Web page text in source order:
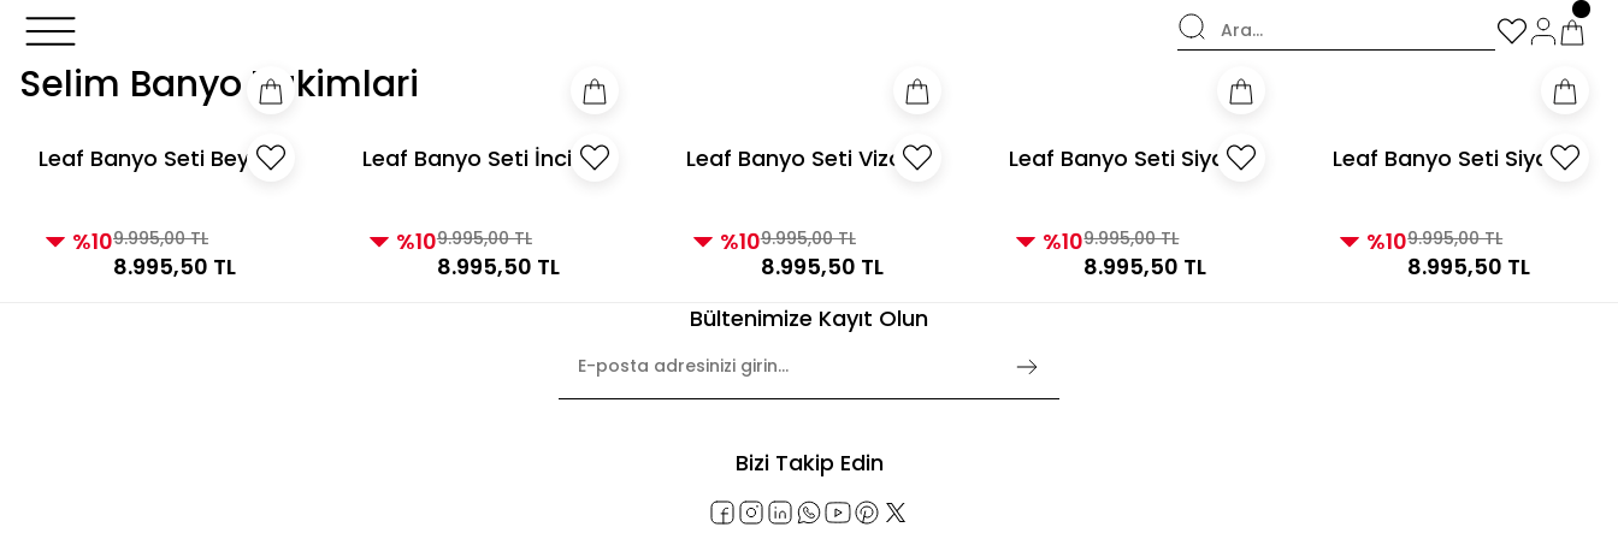
3000 TL ve Üzeri Alışverişlerde Kargo Bedava!
3000 TL ve Üzeri Alışverişlerde Kargo Bedava!
3000 TL ve Üzeri Alışverişlerde Kargo Bedava!
Selim Banyo Takimlari
Leaf Banyo Seti Beyaz
%109.995,00 TL
8.995,50 TL
Leaf Banyo Seti İnci
%109.995,00 TL
8.995,50 TL
Leaf Banyo Seti Vizon
%109.995,00 TL
8.995,50 TL
Leaf Banyo Seti Siyah
%109.995,00 TL
8.995,50 TL
Leaf Banyo Seti Siyah
%109.995,00 TL
8.995,50 TL
Bültenimize Kayıt Olun
Bizi Takip Edin